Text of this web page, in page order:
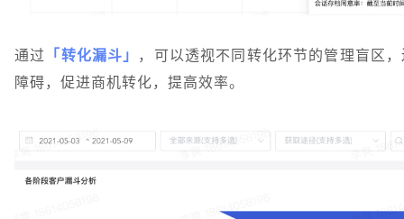
通过 「转化漏斗」 ，可以透视不同转化环节的管理盲区
障碍，促进商机转化，提高效率。